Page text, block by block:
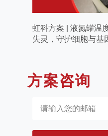
虹科方案 | 液氮罐温
失灵，守护细胞与基
方案咨询